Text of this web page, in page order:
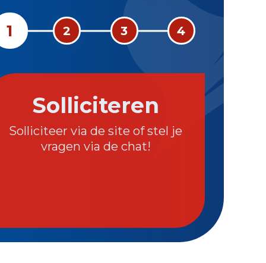
1 2 3 4
Solliciteren
Solliciteer via de site of stel je
vragen via de chat!